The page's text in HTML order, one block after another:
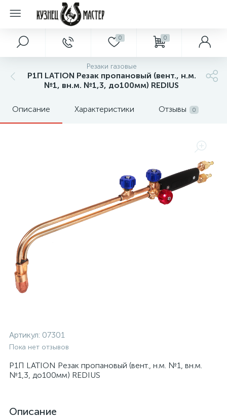
0 0
Резаки газовые
Р1П LATION Резак пропановый (вент., н.м.
№1, вн.м. №1,3, до100мм) REDIUS
Описание Характеристики Отзывы 0
Артикул: 07301
Пока нет отзывов
Р1П LATION Резак пропановый (вент., н.м. №1, вн.м.
№1,3, до100мм) REDIUS
Описание